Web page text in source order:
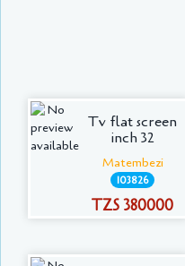
Tv flat screen
inch 32
Matembezi
103826
TZS 380000